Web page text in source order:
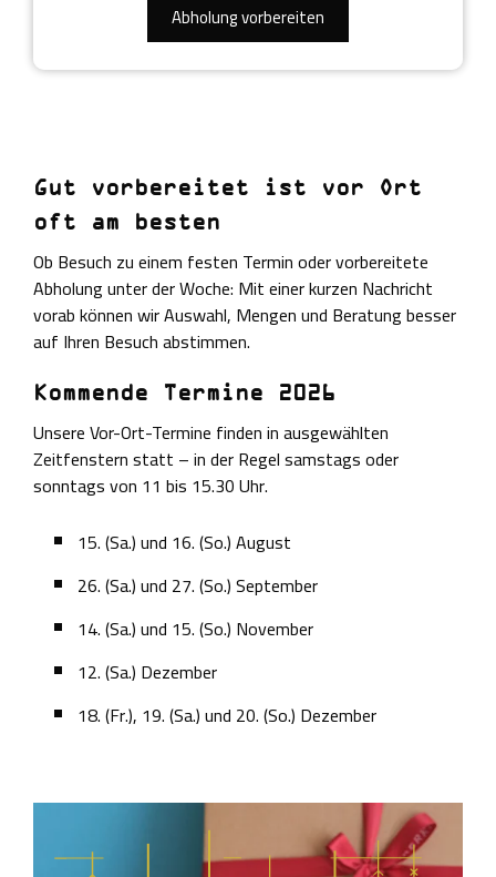
Abholung vorbereiten
Gut vorbereitet ist vor Ort
oft am besten
Ob Besuch zu einem festen Termin oder vorbereitete
Abholung unter der Woche: Mit einer kurzen Nachricht
vorab können wir Auswahl, Mengen und Beratung besser
auf Ihren Besuch abstimmen.
Kommende Termine 2026
Unsere Vor-Ort-Termine finden in ausgewählten
Zeitfenstern statt – in der Regel samstags oder
sonntags von 11 bis 15.30 Uhr.
15. (Sa.) und 16. (So.) August
26. (Sa.) und 27. (So.) September
14. (Sa.) und 15. (So.) November
12. (Sa.) Dezember
18. (Fr.), 19. (Sa.) und 20. (So.) Dezember